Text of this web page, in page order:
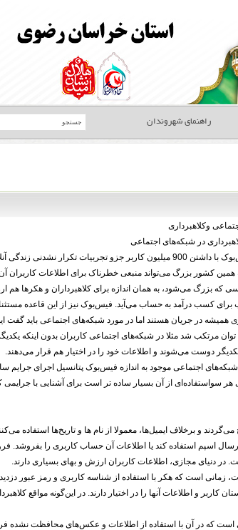
راهنمای شهروندان
وکلاهبرداری
در شبكه‌های اجتماعی
امروزه فیس‌بوک با داشتن 900 میلیون کاربر جزو تجربیات تکرار نشدنی
همین کشور بزرگ می‌تواند منبعی خطرناک برای اطلاعات کاربران
که بزرگ می‌شود، به همان اندازه برای کلاهبرداران و هکرها هم
برای کسب درآمد به حساب می‌آید. فیس‌بوک نیز از این قاعده
همیشه در جریان هستند اما در مورد شبکه‌های اجتماعی باید گفت
مرتکب شد مثلا در شبکه‌های اجتماعی کاربران بدون اینکه
دوست می‌شوند و اطلاعات خود را در اختیار هم قرار می‌دهند.
اجتماعی موجود به اندازه فیس‌بوک پتانسیل اجرای جرایم
سواستفاده‌ای از آن بسیار ساده تر است برای آشنایی با
و برخلاف ایمیل‌ها، معمولا از نام ها و تاریخ‌ها استفاده
اسپم استفاده کند یا اطلاعات آن حساب کاربری را بفروشد.
در دنیای مجازی، اطلاعات کاربران ارزش و بهای بسیاری دارند.
است که هکر با استفاده از شناسه کاربری و رمز عبور
و اطلاعات آنها را در اختیار دارند. در این‌گونه مواقع
که در آن با استفاده از اطلاعات و عکس‌های محافظت نشده